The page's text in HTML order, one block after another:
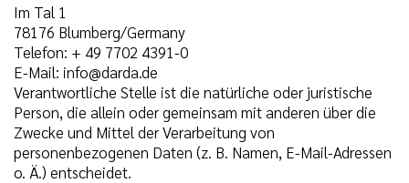
Im Tal 1
78176 Blumberg/Germany
Telefon: + 49 7702 4391-0
E-Mail: info@darda.de
Verantwortliche Stelle ist die natürliche oder juristische
Person, die allein oder gemeinsam mit anderen über die
Zwecke und Mittel der Verarbeitung von
personenbezogenen Daten (z. B. Namen, E-Mail-Adressen
o. Ä.) entscheidet.